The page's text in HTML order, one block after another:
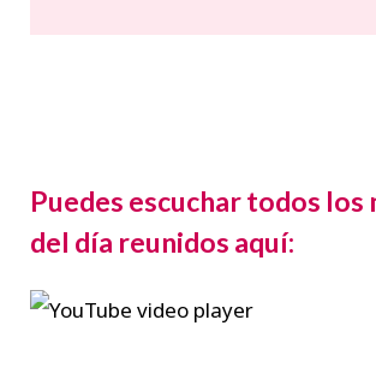
Puedes escuchar todos los
del día reunidos aquí: